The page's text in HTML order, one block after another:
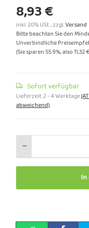
8,93 €
inkl. 20% USt. , zzgl.Versand
Bitte beachten Sie den
Unverbindliche
(Sie sparen 55.9%, also11,32 €
Sofort verfügbar
Lieferzeit:2 - 4 Werktage
abweichend)